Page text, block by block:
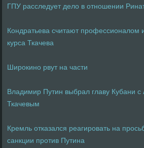
ГПУ расследует дело в отношении
Кондратьева считают профессионалом
курса Ткачева
Широкино рвут на части
Владимир Путин выбрал главу Кубани
Ткачевым
Кремль отказался реагировать на
санкции против Путина